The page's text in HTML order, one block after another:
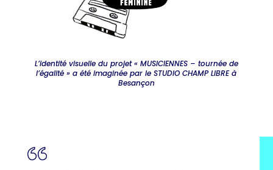
L’identité visuelle du projet « MUSICIENNES – tournée de
l’égalité » a été imaginée par le STUDIO CHAMP LIBRE à
Besançon